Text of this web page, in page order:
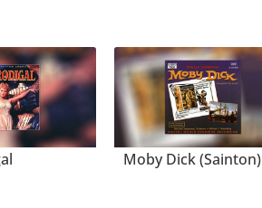
Moby Dick (Sainton)